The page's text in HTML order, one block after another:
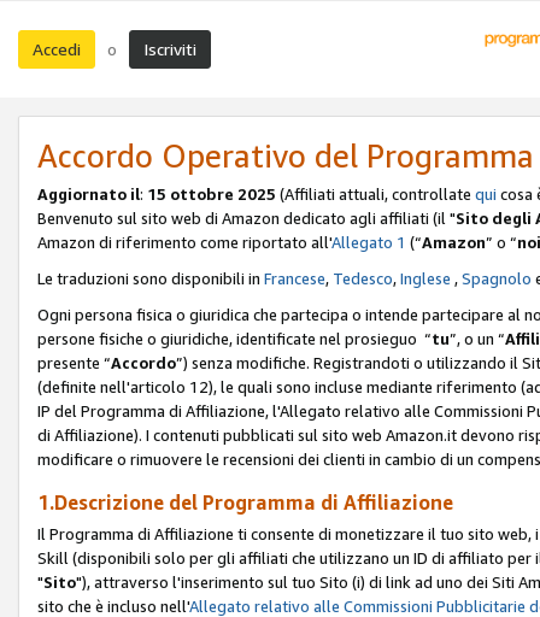
Accedi o Iscriviti
Accordo Operativo del
Aggiornato il: 15 ottobre 2025 (Affiliati attuali, controllate qui cosa
Benvenuto sul sito web di Amazon dedicato agli affiliati (il "Sito degli
Amazon di riferimento come riportato all'Allegato 1 (“Amazon” o “noi
Le traduzioni sono disponibili in Francese, Tedesco,Inglese ,Spagnolo
Ogni persona fisica o giuridica che partecipa o intende partecipare al
persone fisiche o giuridiche, identificate nel prosieguo “tu”, o un “
presente “Accordo”) senza modifiche. Registrandoti o utilizzando il
(definite nell'articolo 12), le quali sono incluse mediante riferimento
IP del Programma di Affiliazione, l'Allegato relativo alle Commissioni
di Affiliazione). I contenuti pubblicati sul sito web Amazon.it devono
modificare o rimuovere le recensioni dei clienti in cambio di un
1.Descrizione del Programma di Affiliazione
Il Programma di Affiliazione ti consente di monetizzare il tuo sito
Skill (disponibili solo per gli affiliati che utilizzano un ID di affiliato per
"Sito"), attraverso l'inserimento sul tuo Sito (i) di link ad uno dei Siti
sito che è incluso nell'Allegato relativo alle Commissioni Pubblicitarie